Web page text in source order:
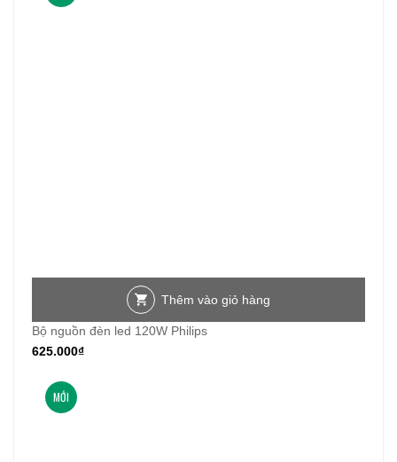
Thêm vào giỏ hàng
Bộ nguồn đèn led 120W Philips
625.000₫
MỚI